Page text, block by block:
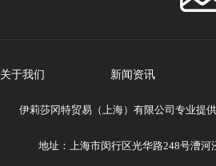
关于我们 新闻资讯
伊莉莎冈特贸易（上海）有限公司专业提
地址：上海市闵行区光华路248号漕